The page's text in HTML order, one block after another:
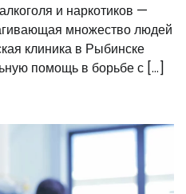
и наркотиков —
множество людей
клиника в Рыбинске
помощь в борьбе с […]